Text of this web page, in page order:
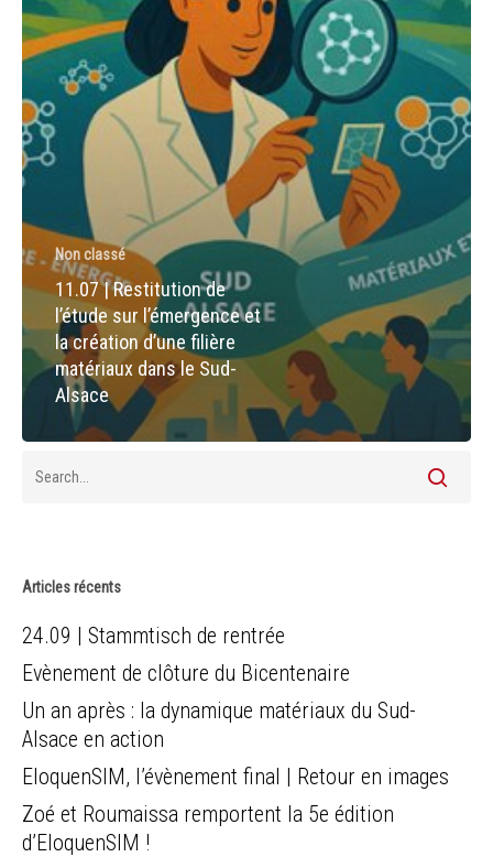
et
la
création
d’une
filière
matériaux
dans
le
Sud-
Alsace
Non classé
11.07 | Restitution de
l’étude sur l’émergence et
la création d’une filière
matériaux dans le Sud-
Alsace
Articles récents
24.09 | Stammtisch de rentrée
Evènement de clôture du Bicentenaire
Un an après : la dynamique matériaux du Sud-
Alsace en action
EloquenSIM, l’évènement final | Retour en images
Zoé et Roumaissa remportent la 5e édition
d’EloquenSIM !